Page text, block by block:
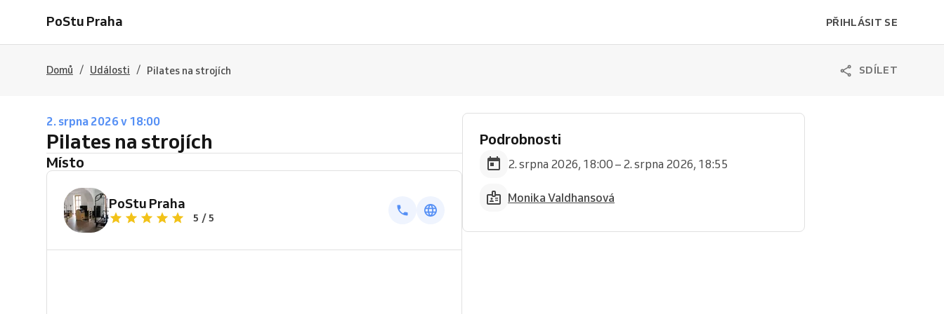
PoStu Praha PŘIHLÁSIT SE
Domů / Události / Pilates na strojích SDÍLET
2. srpna 2026 v 18:00
Pilates na strojích
Místo
PoStu Praha
5 / 5
Podrobnosti
2. srpna 2026, 18:00 – 2. srpna 2026, 18:55
Monika Valdhansová